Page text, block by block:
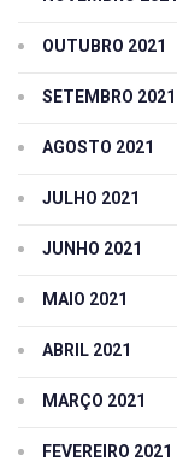
OUTUBRO 2021
SETEMBRO 2021
AGOSTO 2021
JULHO 2021
JUNHO 2021
MAIO 2021
ABRIL 2021
MARÇO 2021
FEVEREIRO 2021